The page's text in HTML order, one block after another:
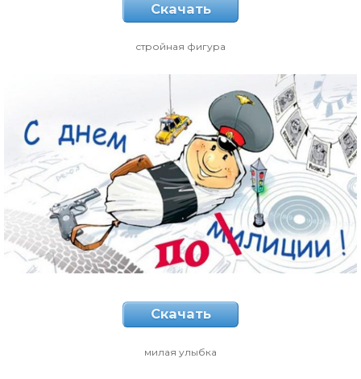
Скачать
стройная фигура
Скачать
милая улыбка